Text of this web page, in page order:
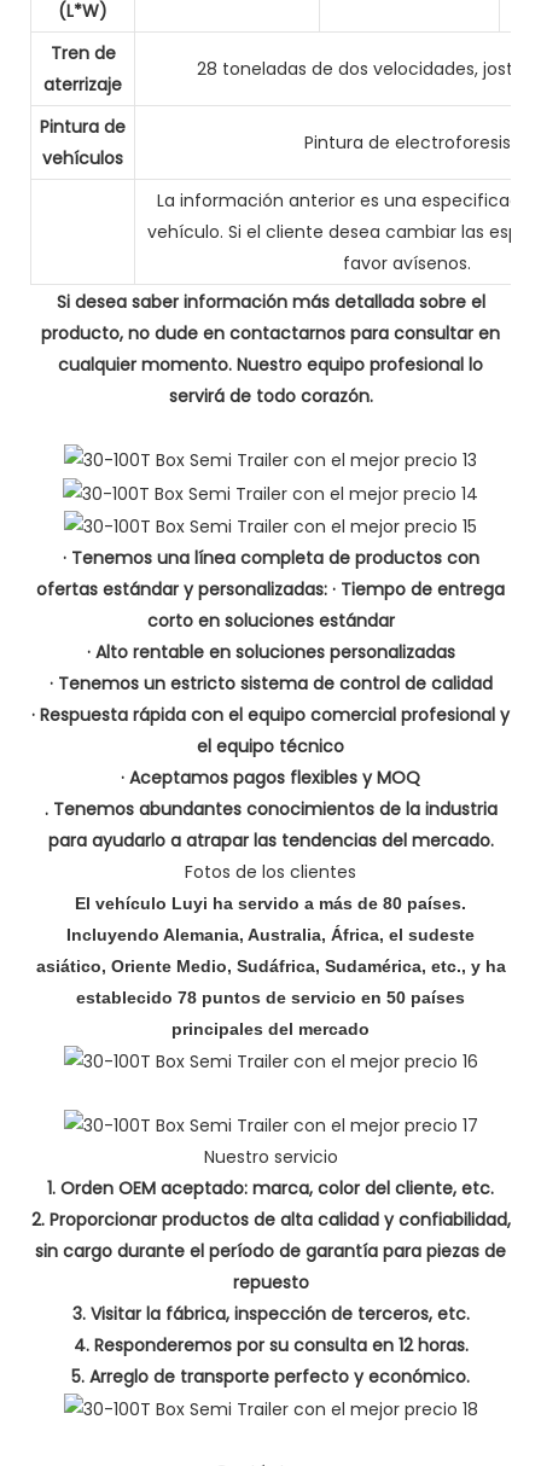
(L*W)
Tren de
aterrizaje
28 toneladas de dos velocidades, jost/
Pintura de
vehículos
Pintura de electroforesis
La información anterior es una
vehículo. Si el cliente desea cambiar las
favor avísenos.
Si desea saber información más detallada sobre el
producto, no dude en contactarnos para consultar en
cualquier momento. Nuestro equipo profesional lo
servirá de todo corazón.
· Tenemos una línea completa de productos con
ofertas estándar y personalizadas: · Tiempo de entrega
corto en soluciones estándar
· Alto rentable en soluciones personalizadas
· Tenemos un estricto sistema de control de calidad
· Respuesta rápida con el equipo comercial profesional y
el equipo técnico
· Aceptamos pagos flexibles y MOQ
. Tenemos abundantes conocimientos de la industria
para ayudarlo a atrapar las tendencias del mercado.
Fotos de los clientes
El vehículo Luyi ha servido a más de 80 países.
Incluyendo Alemania, Australia, África, el sudeste
asiático, Oriente Medio, Sudáfrica, Sudamérica, etc., y ha
establecido 78 puntos de servicio en 50 países
principales del mercado
Nuestro servicio
1. Orden OEM aceptado: marca, color del cliente, etc.
2. Proporcionar productos de alta calidad y confiabilidad,
sin cargo durante el período de garantía para piezas de
repuesto
3. Visitar la fábrica, inspección de terceros, etc.
4. Responderemos por su consulta en 12 horas.
5. Arreglo de transporte perfecto y económico.